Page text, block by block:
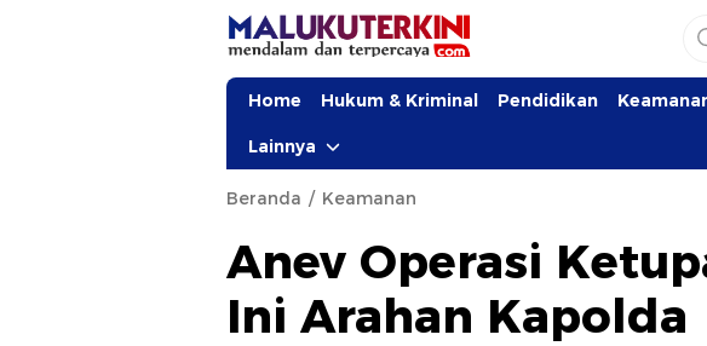
Home Hukum & Kriminal Pendidikan
Lainnya
Beranda Keamanan
Anev Operasi
Ini Arahan Kapolda